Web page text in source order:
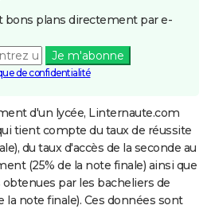
bons plans directement par e-
Je m'abonne
de confidentialité
d'un lycée, Linternaute.com
tient compte du taux de réussite
du taux d'accès de la seconde au
(25% de la note finale) ainsi que
par les bacheliers de
la note finale). Ces données sont